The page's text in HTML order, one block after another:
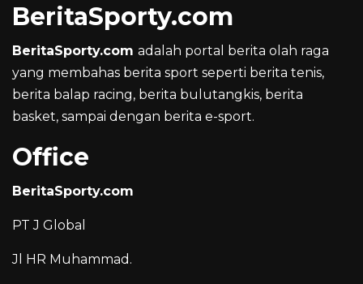
BeritaSporty.com
BeritaSporty.com adalah portal berita olah raga
yang membahas berita sport seperti berita tenis,
berita balap racing, berita bulutangkis, berita
basket, sampai dengan berita e-sport.
Office
BeritaSporty.com
PT J Global
Jl HR Muhammad.